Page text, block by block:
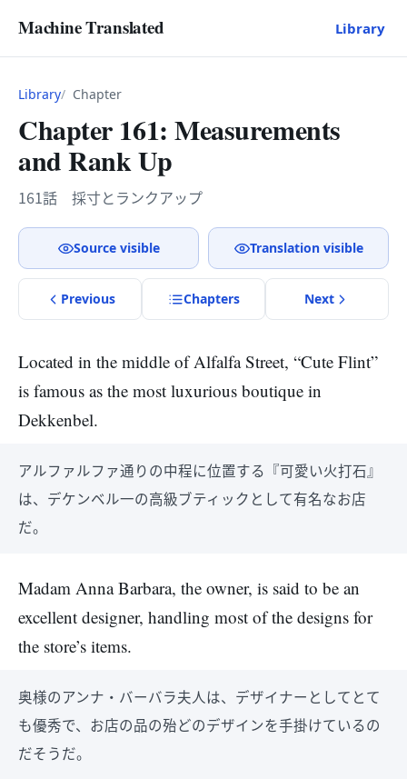
Machine Translated Library
Library Chapter
Chapter 161: Measurements
and Rank Up
161話 採寸とランクアップ
Source visible Translation visible
Previous Chapters Next
Located in the middle of Alfalfa Street, “Cute Flint”
is famous as the most luxurious boutique in
Dekkenbel.
アルファルファ通りの中程に位置する『可愛い火打石』
は、デケンベル一の高級ブティックとして有名なお店
だ。
Madam Anna Barbara, the owner, is said to be an
excellent designer, handling most of the designs for
the store’s items.
奥様のアンナ・バーバラ夫人は、デザイナーとしてとて
も優秀で、お店の品の殆どのデザインを手掛けているの
だそうだ。